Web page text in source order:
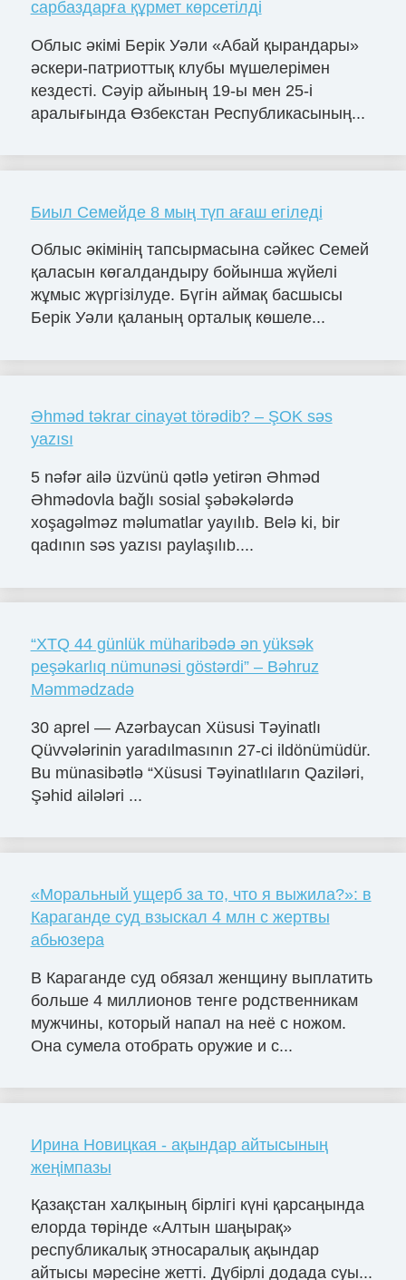
сарбаздарға құрмет көрсетілді
Облыс әкімі Берік Уәли «Абай қырандары»
әскери-патриоттық клубы мүшелерімен
кездесті. Сәуір айының 19-ы мен 25-і
аралығында Өзбекстан Республикасының...
Биыл Семейде 8 мың түп ағаш егіледі
Облыс әкімінің тапсырмасына сәйкес Семей
қаласын көгалдандыру бойынша жүйелі
жұмыс жүргізілуде. Бүгін аймақ басшысы
Берік Уәли қаланың орталық көшеле...
Əhməd təkrar cinayət törədib? – ŞOK səs
yazısı
5 nəfər ailə üzvünü qətlə yetirən Əhməd
Əhmədovla bağlı sosial şəbəkələrdə
xoşagəlməz məlumatlar yayılıb. Belə ki, bir
qadının səs yazısı paylaşılıb....
“XTQ 44 günlük müharibədə ən yüksək
peşəkarlıq nümunəsi göstərdi” – Bəhruz
Məmmədzadə
30 aprel — Azərbaycan Xüsusi Təyinatlı
Qüvvələrinin yaradılmasının 27-ci ildönümüdür.
Bu münasibətlə “Xüsusi Təyinatlıların Qaziləri,
Şəhid ailələri ...
«Моральный ущерб за то, что я выжила?»: в
Караганде суд взыскал 4 млн с жертвы
абьюзера
В Караганде суд обязал женщину выплатить
больше 4 миллионов тенге родственникам
мужчины, который напал на неё с ножом.
Она сумела отобрать оружие и с...
Ирина Новицкая - ақындар айтысының
жеңімпазы
Қазақстан халқының бірлігі күні қарсаңында
елорда төрінде «Алтын шаңырақ»
республикалық этносаралық ақындар
айтысы мәресіне жетті. Дүбірлі додада суы...